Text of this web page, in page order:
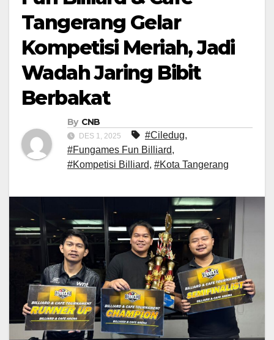
Tangerang Gelar
Kompetisi Meriah, Jadi
Wadah Jaring Bibit
Berbakat
By CNB
DES 1, 2025 #Ciledug,
#Fungames Fun Billiard,
#Kompetisi Billiard, #Kota Tangerang